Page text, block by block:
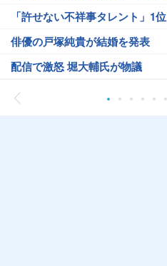
「許せない不祥事タレント」1位
俳優の戸塚純貴が結婚を発表
配信で激怒 堀大輔氏が物議